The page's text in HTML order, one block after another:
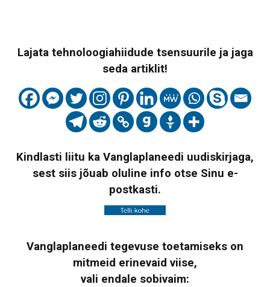
Lajata tehnoloogiahiidude tsensuurile ja jaga
seda artiklit!
Kindlasti liitu ka Vanglaplaneedi uudiskirjaga,
sest siis jõuab oluline info otse Sinu e-
postkasti.
Vanglaplaneedi tegevuse toetamiseks on
mitmeid erinevaid viise,
vali endale sobivaim: